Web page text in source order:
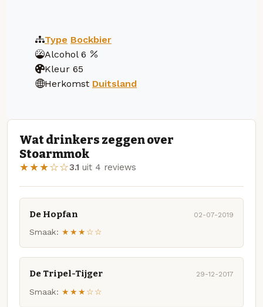
Type Bockbier
Alcohol 6
Kleur 65
Herkomst Duitsland
Wat drinkers zeggen over
Stoarmmok
★★★☆☆3.1 uit 4 reviews
De Hopfan 02-07-2019
Smaak: ★★★☆☆
De Tripel-Tijger 29-12-2017
Smaak: ★★★☆☆